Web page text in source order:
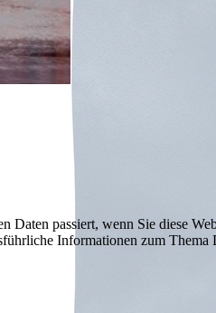
passiert, wenn Sie diese
Informationen zum Thema